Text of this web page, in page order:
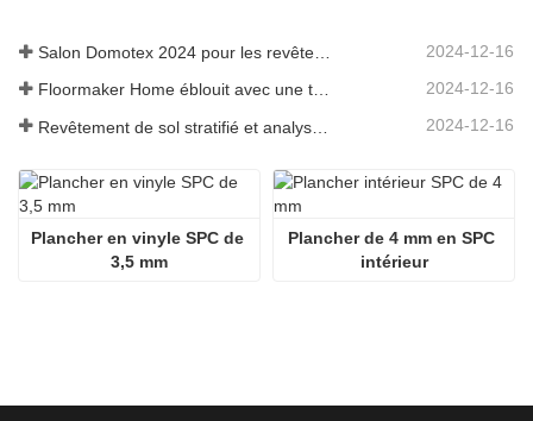
2024-12-16
Floormaker Home éblouit avec une toute nouvelle série de revêtements de sol au DOMOTEX Asia 2024 2024-12-16
2024-12-16
Plancher en vinyle SPC de
3,5 mm
Plancher de 4 mm en SPC
intérieur